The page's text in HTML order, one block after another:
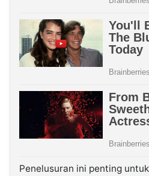
Penelusuran ini penting